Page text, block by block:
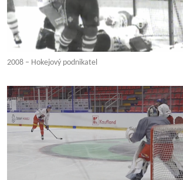
2008 – Hokejový podnikatel